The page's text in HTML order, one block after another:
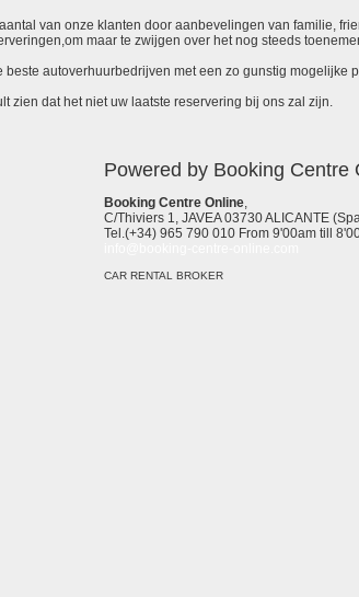
van onze klanten door aanbevelingen van familie,
maar te zwijgen over het nog steeds
beste autoverhuurbedrijven met een zo gunstig mogelijke
zien dat het niet uw laatste reservering bij ons zal zijn.
Powered by Booking Centre
Booking Centre Online,
C/Thiviers 1, JAVEA 03730 ALICANTE
Tel.(+34) 965 790 010 From 9'00am till
CAR RENTAL BROKER